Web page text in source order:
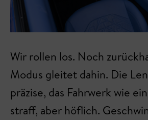
Wir rollen los. Noch
Modus gleitet dahin. Die
präzise, das Fahrwerk wie
straff, aber höflich.